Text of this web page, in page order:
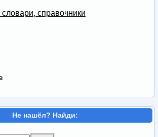
справочники
Не нашёл? Найди: